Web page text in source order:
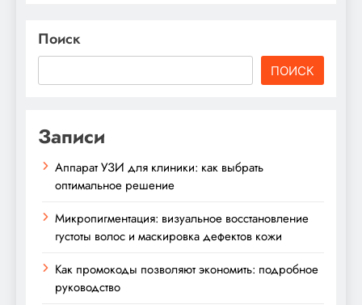
Поиск
ПОИСК
Записи
Аппарат УЗИ для клиники: как выбрать
оптимальное решение
Микропигментация: визуальное восстановление
густоты волос и маскировка дефектов кожи
Как промокоды позволяют экономить: подробное
руководство